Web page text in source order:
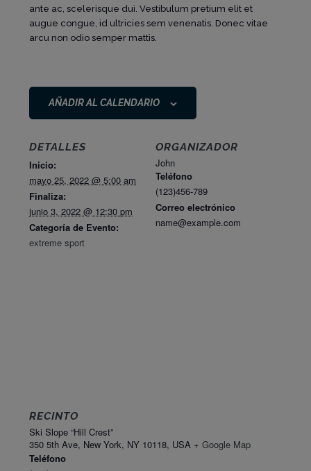
ante ac, scelerisque dui. Vestibulum pretium elit et
augue congue, id ultricies sem venenatis. Donec vitae
arcu non odio semper mattis.
AÑADIR AL CALENDARIO
DETALLES
Inicio:
mayo 25, 2022 @ 5:00 am
Finaliza:
junio 3, 2022 @ 12:30 pm
Categoría de Evento:
extreme sport
ORGANIZADOR
John
Teléfono
(123)456-789
Correo electrónico
name@example.com
RECINTO
Ski Slope “Hill Crest”
350 5th Ave, New York, NY 10118, USA + Google Map
Teléfono